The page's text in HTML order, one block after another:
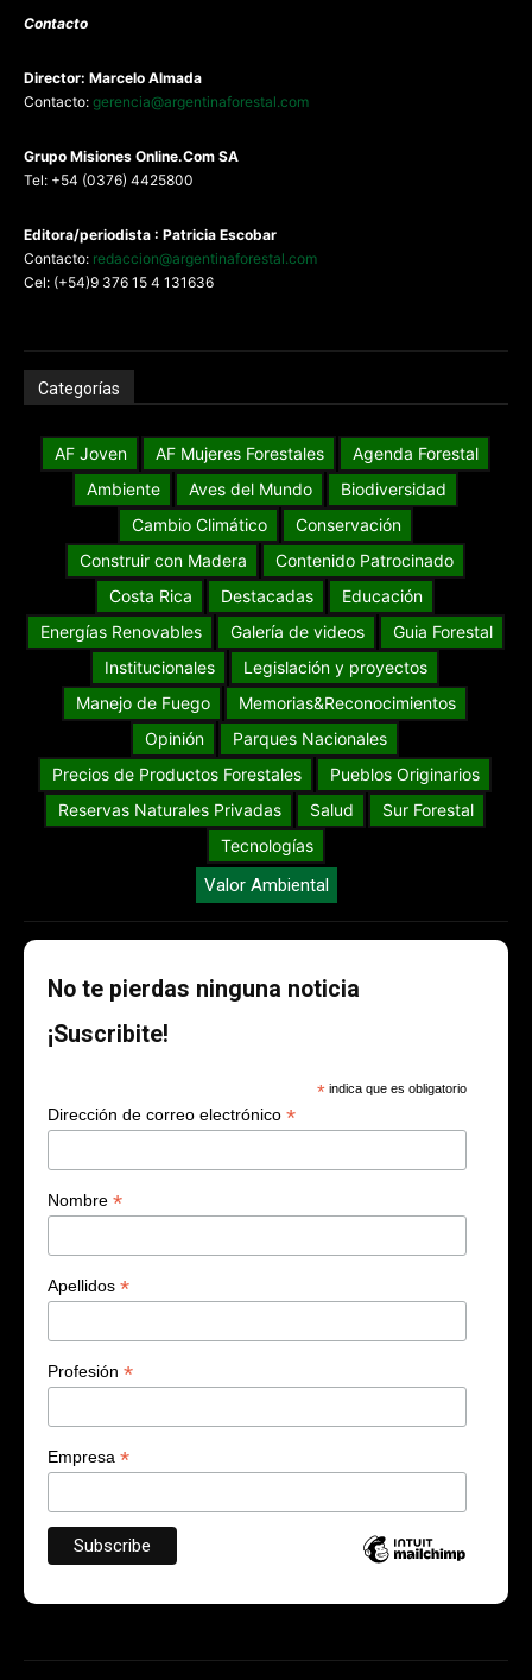
Contacto
Director: Marcelo Almada
Contacto: gerencia@argentinaforestal.com
Grupo Misiones Online.Com SA
Tel: +54 (0376) 4425800
Editora/periodista : Patricia Escobar
Contacto: redaccion@argentinaforestal.com
Cel: (+54)9 376 15 4 131636
Categorías
AF Joven AF Mujeres Forestales
Agenda Forestal
Ambiente
Aves del Mundo
Biodiversidad
Cambio Climático
Conservación
Construir con Madera
Contenido Patrocinado
Costa Rica
Destacadas
Educación
Energías Renovables
Galería de videos
Guia Forestal
Institucionales
Legislación y proyectos
Manejo de Fuego
Memorias&Reconocimientos
Opinión
Parques Nacionales
Precios de Productos Forestales
Pueblos Originarios
Reservas Naturales Privadas
Salud
Sur Forestal
Tecnologías
Valor Ambiental
No te pierdas ninguna noticia
¡Suscribite!
* indica que es obligatorio
Dirección de correo electrónico *
Nombre *
Apellidos *
Profesión *
Empresa *